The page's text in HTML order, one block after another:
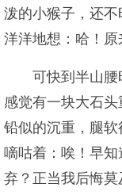
泼的小猴子，还
洋洋地想：哈！原
可快到半山腰
感觉有一块大石
铅似的沉重，腿
嘀咕着：唉！早
弃？正当我后悔